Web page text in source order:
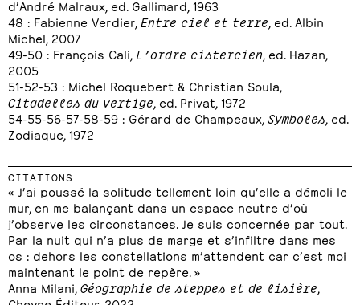
d’André Malraux, ed. Gallimard, 1963
48 : Fabienne Verdier, Entre ciel et terre , ed. Albin
Michel, 2007
49-50 : François Cali, L’ordre cistercien , ed. Hazan,
2005
51-52-53 : Michel Roquebert & Christian Soula,
Citadelles du vertige , ed. Privat, 1972
54-55-56-57-58-59 : Gérard de Champeaux, Symboles , ed.
Zodiaque, 1972
CITATIONS
« J’ai poussé la solitude tellement loin qu’elle a démoli le
mur, en me balançant dans un espace neutre d’où
j’observe les circonstances. Je suis concernée par tout.
Par la nuit qui n’a plus de marge et s’infiltre dans mes
os : dehors les constellations m’attendent car c’est moi
maintenant le point de repère. »
Anna Milani, Géographie de steppes et de lisière